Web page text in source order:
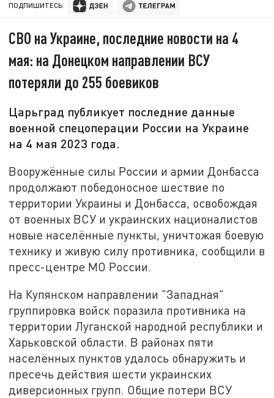
ПОДПИШИТЕСЬ:
СВО на Украине, последние новости на 4
мая: на Донецком направлении ВСУ
потеряли до 255 боевиков
Царьград публикует последние данные
военной спецоперации России на Украине
на 4 мая 2023 года.
Вооружённые силы России и армии Донбасса
продолжают победоносное шествие по
территории Украины и Донбасса, освобождая
от военных ВСУ и украинских националистов
новые населённые пункты, уничтожая боевую
технику и живую силу противника, сообщили в
пресс-центре МО России.
На Купянском направлении "Западная"
группировка войск поразила противника на
территории Луганской народной республики и
Харьковской области. В районах пяти
населённых пунктов удалось обнаружить и
пресечь действия шести украинских
диверсионных групп. Общие потери ВСУ